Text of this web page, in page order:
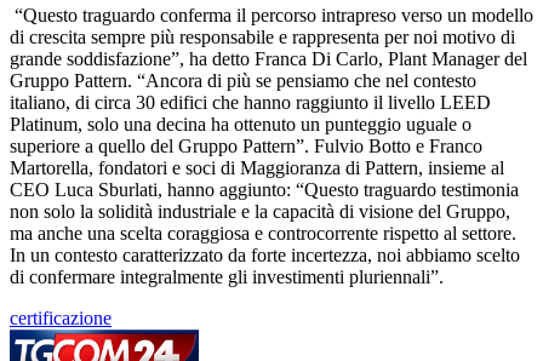
“Questo traguardo conferma il percorso intrapreso verso un modello
di crescita sempre più responsabile e rappresenta per noi motivo di
grande soddisfazione”, ha detto Franca Di Carlo, Plant Manager del
Gruppo Pattern. “Ancora di più se pensiamo che nel contesto
italiano, di circa 30 edifici che hanno raggiunto il livello LEED
Platinum, solo una decina ha ottenuto un punteggio uguale o
superiore a quello del Gruppo Pattern”. Fulvio Botto e Franco
Martorella, fondatori e soci di Maggioranza di Pattern, insieme al
CEO Luca Sburlati, hanno aggiunto: “Questo traguardo testimonia
non solo la solidità industriale e la capacità di visione del Gruppo,
ma anche una scelta coraggiosa e controcorrente rispetto al settore.
In un contesto caratterizzato da forte incertezza, noi abbiamo scelto
di confermare integralmente gli investimenti pluriennali”.
certificazione